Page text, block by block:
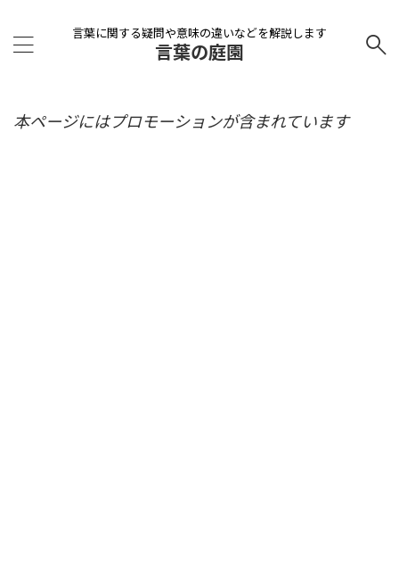
言葉に関する疑問や意味の違いなどを解説します
言葉の庭園
本ページにはプロモーションが含まれています